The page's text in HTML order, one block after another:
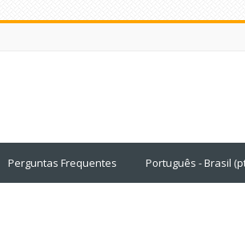
Perguntas Frequentes Português - Brasil